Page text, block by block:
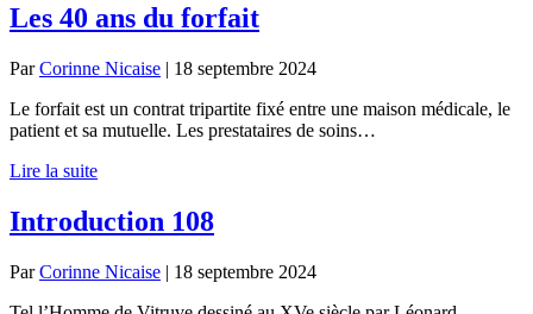
Les 40 ans du forfait
ParCorinne Nicaise | 18 septembre 2024
Le forfait est un contrat tripartite fixé entre une maison médicale, le
patient et sa mutuelle. Les prestataires de soins…
Lire la suite
Introduction 108
ParCorinne Nicaise | 18 septembre 2024